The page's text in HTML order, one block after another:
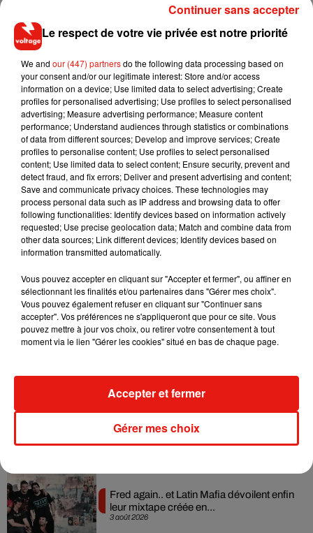
Pour bénéficier de cette offre, il faut envoyer une photo du
passNavigo
/ Imagin’R en cours de validité à
contact@ouihop.com
complet : photo renseignée et adresses domicile-travail
complétées.
Fort de son succès, OuiHop’, la 1ère application d’autostop
urbain, compte déjà plus de 35 000 utilisateurs. Depuis
quelques semaines également, OuiHop’ a noué un
partenariat sur les nouvelles mobilités avec la société du
Grand Paris, la RATP et Ile de France Mobilité (ex Stif). Des
partenariats qui vont dans le bon sens pour plus de multi-
modalité covoiturage-transports en commun.
Ns sommes lauréats de l'appel à projets nouvelles
mobilités organisé par le@GdParisExpresset le@STIFidf
!! Merci !#covoiturage pic.twitter.com/Ihj5FZheA1
— OuiHop (@OuiHop)22 juin 2017
6 août 2026
Il y a 10 ans, DJ Snake changeait de
dimension avec son premier...
3 août 2026
Fred again.. et Latin Mafia dévoilent enfin
leur mixtape créée en...
Le respect de votre vie privée est notre priorité
We and our (447) partnersdo the following data processing based on
your consent and/or our legitimate interest: Store and/or access
information on a device; Use limited data to select advertising; Create
profiles for personalised advertising; Use profiles to select personalised
advertising; Measure advertising performance; Measure content
performance; Understand audiences through statistics or combinations
of data from different sources; Develop and improve services; Create
profiles to personalise content; Use profiles to select personalised
content; Use limited data to select content; Ensure security, prevent and
detect fraud, and fix errors; Deliver and present advertising and content;
Save and communicate privacy choices. These technologies may
process personal data such as IP address and browsing data to offer
following functionalities: Identify devices based on information actively
requested; Use precise geolocation data; Match and combine data from
other data sources; Link different devices; Identify devices based on
information transmitted automatically.
Vous pouvez accepter en cliquant sur "Accepter et fermer", ou affiner en
sélectionnant les finalités et/ou partenaires dans "Gérer mes choix".
Vous pouvez également refuser en cliquant sur "Continuer sans
accepter". Vos préférences ne s'appliqueront que pour ce site. Vous
pouvez mettre à jour vos choix, ou retirer votre consentement à tout
moment via le lien "Gérer les cookies" situé en bas de chaque page.
Gérer mes choix
Accepter et fermer
Continuer sans accepter